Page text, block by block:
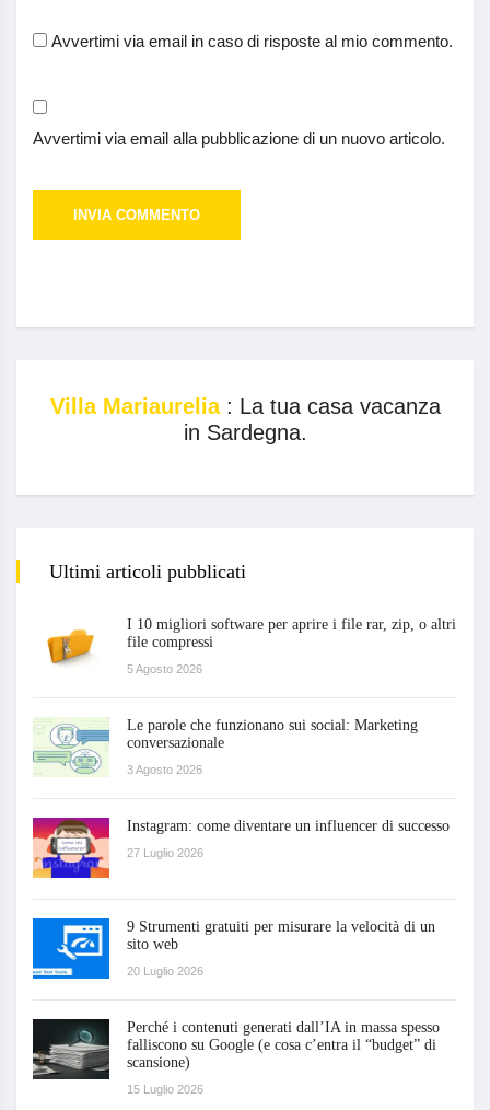
Avvertimi via email in caso di risposte al mio commento.
Avvertimi via email alla pubblicazione di un nuovo articolo.
Villa Mariaurelia : La tua casa vacanza
in Sardegna.
Ultimi articoli pubblicati
I 10 migliori software per aprire i file rar, zip, o altri
file compressi
5 Agosto 2026
Le parole che funzionano sui social: Marketing
conversazionale
3 Agosto 2026
Instagram: come diventare un influencer di successo
27 Luglio 2026
9 Strumenti gratuiti per misurare la velocità di un
sito web
20 Luglio 2026
Perché i contenuti generati dall’IA in massa spesso
falliscono su Google (e cosa c’entra il “budget” di
scansione)
15 Luglio 2026